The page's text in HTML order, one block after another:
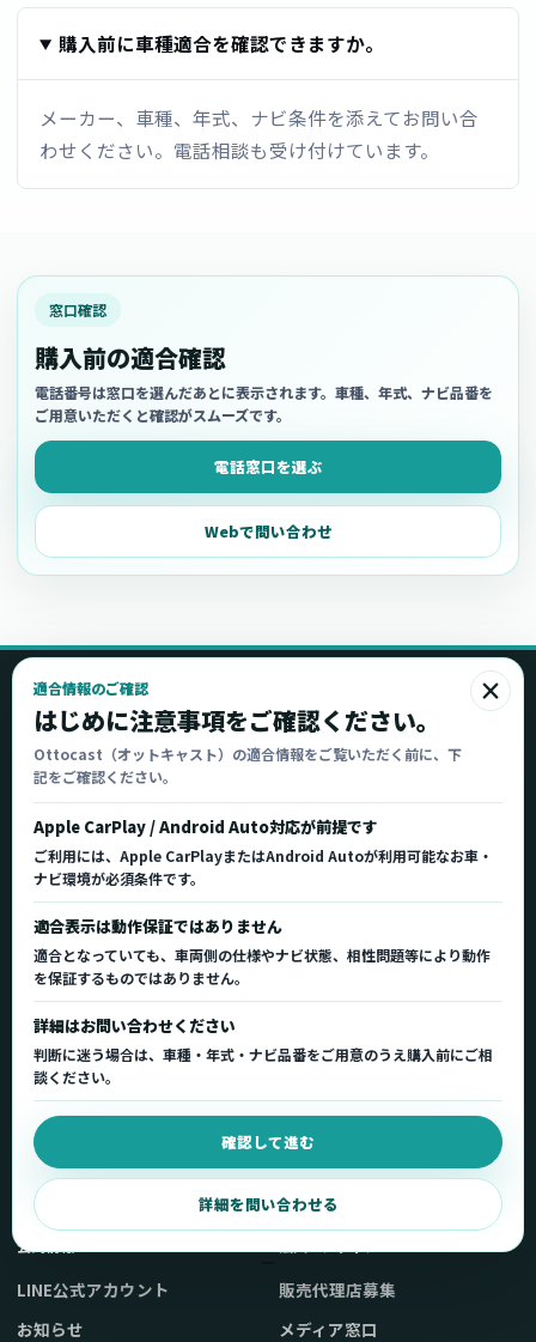
購入前に車種適合を確認できますか。
メーカー、車種、年式、ナビ条件を添えてお問い合
わせください。電話相談も受け付けています。
窓口確認
購入前の適合確認
電話番号は窓口を選んだあとに表示されます。車種、年式、ナビ品番を
ご用意いただくと確認がスムーズです。
電話窓口を選ぶ
Webで問い合わせ
×
適合情報のご確認
はじめに注意事項をご確認ください。
Ottocast（オットキャスト）の適合情報をご覧いただく前に、下
記をご確認ください。
Apple CarPlay / Android Auto対応が前提です
ご利用には、Apple CarPlayまたはAndroid Autoが利用可能なお車・
ナビ環境が必須条件です。
適合表示は動作保証ではありません
適合となっていても、車両側の仕様やナビ状態、相性問題等により動作
を保証するものではありません。
詳細はお問い合わせください
判断に迷う場合は、車種・年式・ナビ品番をご用意のうえ購入前にご相
談ください。
確認して進む
詳細を問い合わせる
Ottocast
オットキャスト
Ottocast正規販売代理店 Azgate株式会社
Ottocast（オットキャスト）の製品情報、車種適
合、サポート情報を日本国内向けに整理してご案内し
ます。
正規販売代理店 車種適合情報 国内サポート窓口
製品を探す
製品一覧
車種適合を確認
用途から製品を選ぶ
取扱店舗・購入先
弊社販売ストアへ
使い方ガイド
Q&A・症状別サポート
起動不良復旧サービス
公式情報
LINE公式アカウント
お知らせ
販売代理店募集
メディア窓口